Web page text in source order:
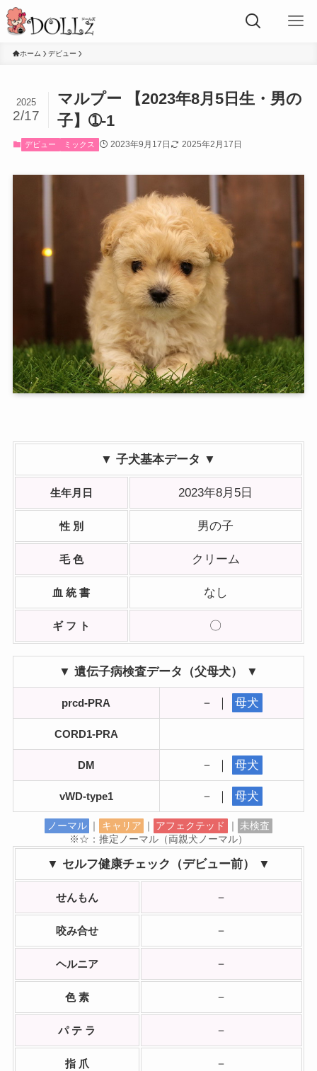
ホーム デビュー
マルプー 【2023年8月5日生・男の
子】➀-1
2025
2/17
デビュー ミックス 2023年9月17日 2025年2月17日
▼ 子犬基本データ ▼
生年月日 2023年8月5日
性 別 男の子
毛 色 クリーム
血 統 書 なし
ギ フ ト 〇
▼ 遺伝子病検査データ（父母犬） ▼
prcd-PRA － ｜ 母犬
CORD1-PRA
DM － ｜ 母犬
vWD-type1 － ｜ 母犬
ノーマル キャリア アフェクテッド
未検査
※☆：推定ノーマル（両親犬ノーマル）
▼ セルフ健康チェック（デビュー前） ▼
せんもん －
咬み合せ －
ヘルニア －
色 素 －
パ テ ラ －
指 爪 －